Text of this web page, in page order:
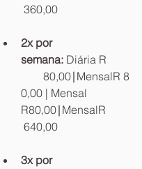
360,00
2x por
semana: Diária R
80,00∣MensalR 8
0,00 | Mensal
R80,00∣MensalR
640,00
3x por